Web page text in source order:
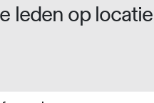
leden op